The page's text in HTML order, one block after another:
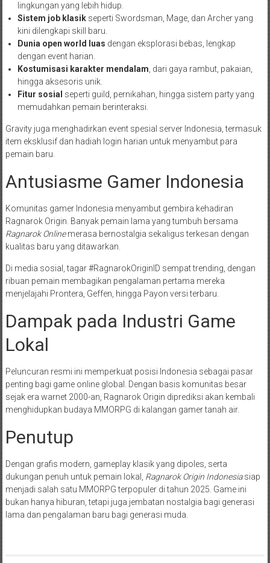
lingkungan yang lebih hidup.
Sistem job klasikseperti Swordsman, Mage, dan Archer yang
kini dilengkapi skill baru.
Dunia open world luas dengan eksplorasi bebas, lengkap
dengan event harian.
Kostumisasi karakter mendalam , dari gaya rambut, pakaian,
hingga aksesoris unik.
Fitur sosial seperti guild, pernikahan, hingga sistem party yang
memudahkan pemain berinteraksi.
Gravity juga menghadirkan event spesial server Indonesia, termasuk
item eksklusif dan hadiah login harian untuk menyambut para
pemain baru.
Antusiasme Gamer Indonesia
Komunitas gamer Indonesia menyambut gembira kehadiran
Ragnarok Origin. Banyak pemain lama yang tumbuh bersama
Ragnarok Onlinemerasa bernostalgia sekaligus terkesan dengan
kualitas baru yang ditawarkan.
Di media sosial, tagar #RagnarokOriginID sempat trending, dengan
ribuan pemain membagikan pengalaman pertama mereka
menjelajahi Prontera, Geffen, hingga Payon versi terbaru.
Dampak pada Industri Game
Lokal
Peluncuran resmi ini memperkuat posisi Indonesia sebagai pasar
penting bagi game online global. Dengan basis komunitas besar
sejak era warnet 2000-an, Ragnarok Origin diprediksi akan kembali
menghidupkan budaya MMORPG di kalangan gamer tanah air.
Penutup
Dengan grafis modern, gameplay klasik yang dipoles, serta
dukungan penuh untuk pemain lokal, Ragnarok Origin Indonesiasiap
menjadi salah satu MMORPG terpopuler di tahun 2025. Game ini
bukan hanya hiburan, tetapi juga jembatan nostalgia bagi generasi
lama dan pengalaman baru bagi generasi muda.